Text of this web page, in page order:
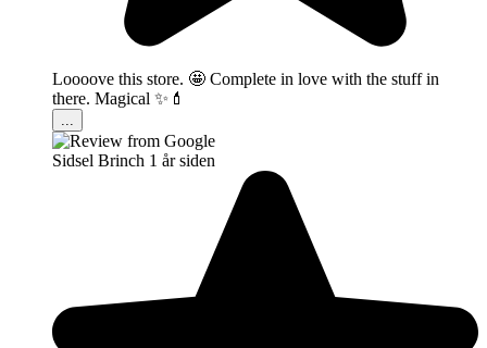
Loooove this store. 🤩 Complete in love with the stuff in
there. Magical ✨💄
Sidsel Brinch 1 år siden